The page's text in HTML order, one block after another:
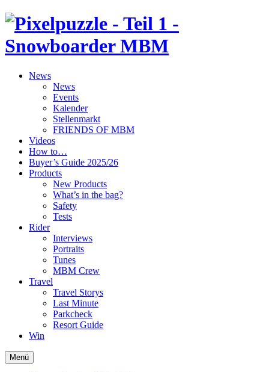
News
News
Events
Kalender
Stellenmarkt
FRIENDS OF MBM
Videos
How to…
Buyer’s Guide 2025/26
Products
New Products
What’s in the bag?
Safety
Tests
Rider
Interviews
Portraits
Tunes
MBM Crew
Travel
Travel Storys
Last Minute
Parkcheck
Resort Guide
Win
Menü